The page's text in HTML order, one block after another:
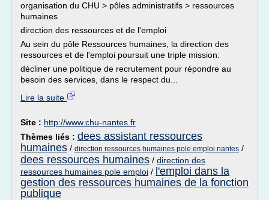
organisation du CHU > pôles administratifs > ressources
humaines
direction des ressources et de l'emploi
Au sein du pôle Ressources humaines, la direction des
ressources et de l'emploi poursuit une triple mission:
décliner une politique de recrutement pour répondre au
besoin des services, dans le respect du...
Lire la suite
Site : http://www.chu-nantes.fr
Thèmes liés : dees assistant ressources
humaines / direction ressources humaines pole emploi nantes /
dees ressources humaines / direction des
ressources humaines pole emploi / l'emploi dans la
gestion des ressources humaines de la fonction
publique